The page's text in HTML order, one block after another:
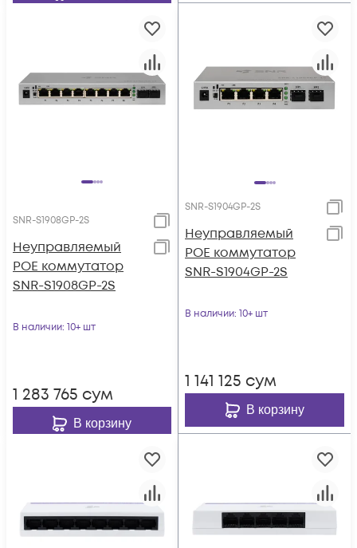
SNR-S1908GP-2S
Неуправляемый
POE коммутатор
SNR-S1908GP-2S
В наличии: 10+ шт
1 283 765 сум
В корзину
SNR-S1904GP-2S
Неуправляемый
POE коммутатор
SNR-S1904GP-2S
В наличии: 10+ шт
1 141 125 сум
В корзину